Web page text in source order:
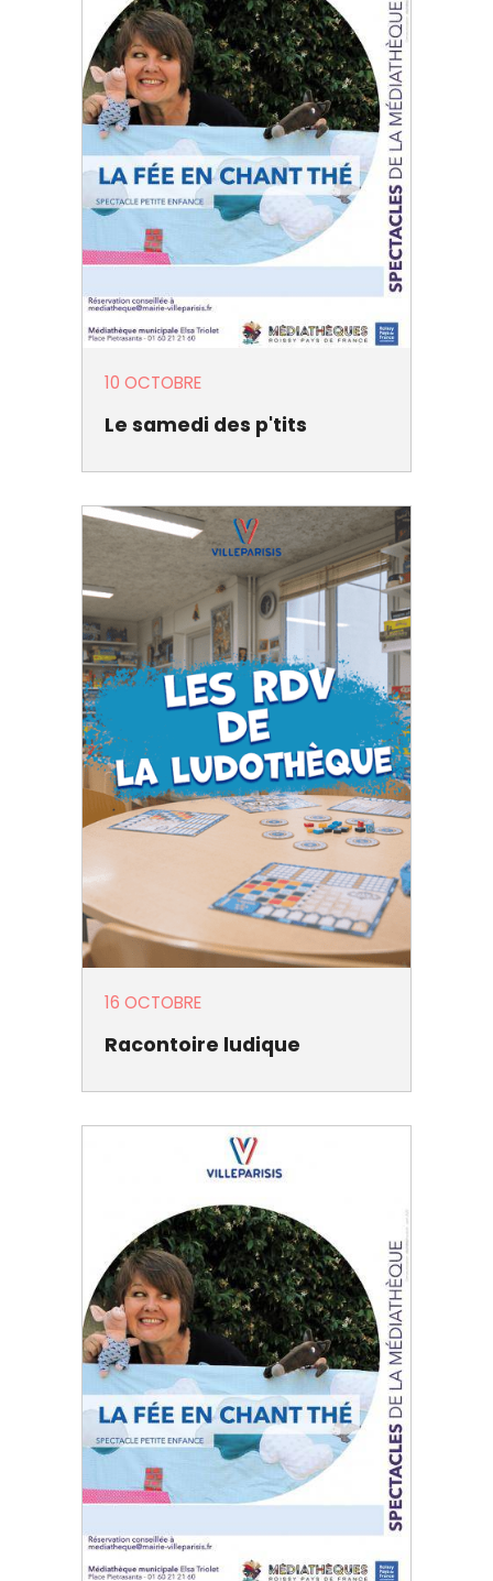
10 OCTOBRE
Le samedi des p'tits
16 OCTOBRE
Racontoire ludique